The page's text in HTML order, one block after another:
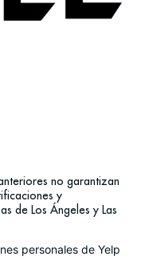
no garantizan
y
de Los Ángeles y Las
personales de Yelp